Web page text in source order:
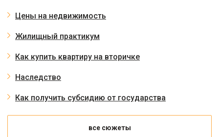
Цены на недвижимость
Жилищный практикум
Как купить квартиру на вторичке
Наследство
Как получить субсидию от государства
все сюжеты